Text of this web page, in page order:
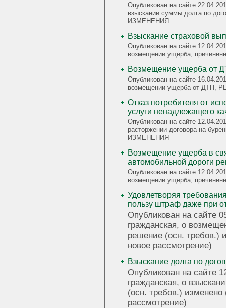
Опубликован на сайте
взыскании суммы долга по
ИЗМЕНЕНИЯ
Взыскание страховой
Опубликован на сайте
возмещении ущерба,
Возмещение ущерба от
Опубликован на сайте
возмещении ущерба от ДТП,
Отказ потребителя от
услуги ненадлежащего
Опубликован на сайте
расторжении договора на
ИЗМЕНЕНИЯ
Возмещение ущерба в
автомобильной дороги
Опубликован на сайте
возмещении ущерба,
Удовлетворяя
пользу штраф даже при
Опубликован на сайте
гражданская, о
решение (осн. требов.)
новое рассмотрение)
Взыскание долга по
Опубликован на сайте
гражданская, о
(осн. требов.) изменено
рассмотрение)